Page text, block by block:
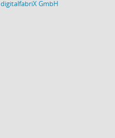
digitalfabriX GmbH